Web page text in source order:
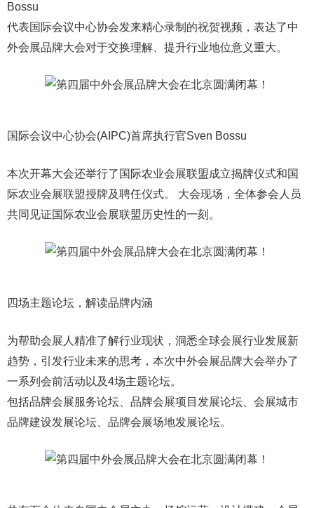
Bossu
代表国际会议中心协会发来精心录制的祝贺视频，表达了中
外会展品牌大会对于交换理解、提升行业地位意义重大。
国际会议中心协会(AIPC)首席执行官Sven Bossu
本次开幕大会还举行了国际农业会展联盟成立揭牌仪式和国
际农业会展联盟授牌及聘任仪式。 大会现场，全体参会人员
共同见证国际农业会展联盟历史性的一刻。
四场主题论坛，解读品牌内涵
为帮助会展人精准了解行业现状，洞悉全球会展行业发展新
趋势，引发行业未来的思考，本次中外会展品牌大会举办了
一系列会前活动以及4场主题论坛。
包括品牌会展服务论坛、品牌会展项目发展论坛、会展城市
品牌建设发展论坛、品牌会展场地发展论坛。